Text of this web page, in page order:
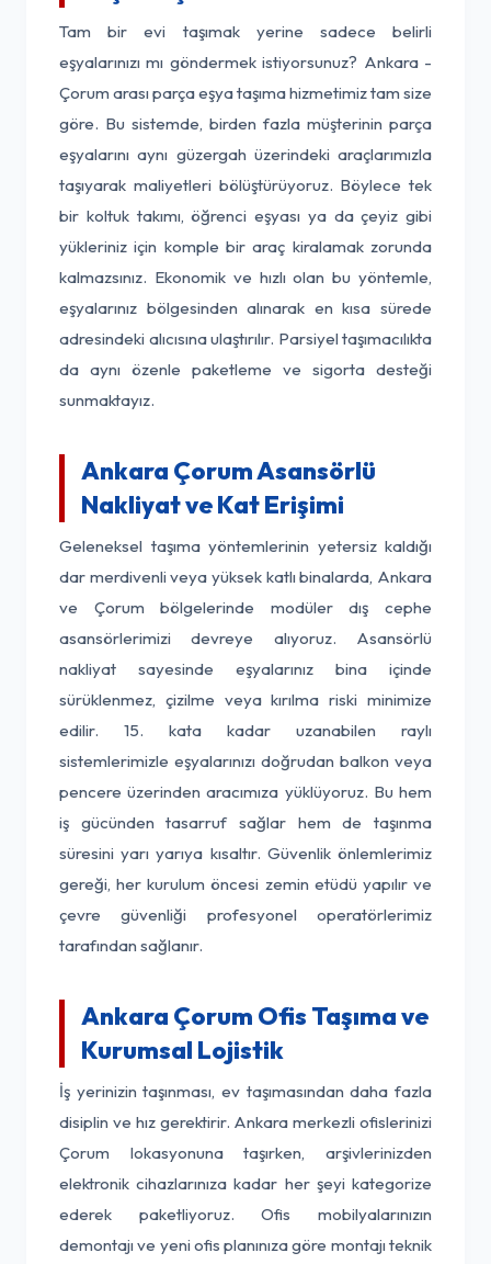
Tam bir evi taşımak yerine sadece belirli
eşyalarınızı mı göndermek istiyorsunuz? Ankara -
Çorum arası parça eşya taşıma hizmetimiz tam size
göre. Bu sistemde, birden fazla müşterinin parça
eşyalarını aynı güzergah üzerindeki araçlarımızla
taşıyarak maliyetleri bölüştürüyoruz. Böylece tek
bir koltuk takımı, öğrenci eşyası ya da çeyiz gibi
yükleriniz için komple bir araç kiralamak zorunda
kalmazsınız. Ekonomik ve hızlı olan bu yöntemle,
eşyalarınız bölgesinden alınarak en kısa sürede
adresindeki alıcısına ulaştırılır. Parsiyel taşımacılıkta
da aynı özenle paketleme ve sigorta desteği
sunmaktayız.
Ankara Çorum Asansörlü
Nakliyat ve Kat Erişimi
Geleneksel taşıma yöntemlerinin yetersiz kaldığı
dar merdivenli veya yüksek katlı binalarda, Ankara
ve Çorum bölgelerinde modüler dış cephe
asansörlerimizi devreye alıyoruz. Asansörlü
nakliyat sayesinde eşyalarınız bina içinde
sürüklenmez, çizilme veya kırılma riski minimize
edilir. 15. kata kadar uzanabilen raylı
sistemlerimizle eşyalarınızı doğrudan balkon veya
pencere üzerinden aracımıza yüklüyoruz. Bu hem
iş gücünden tasarruf sağlar hem de taşınma
süresini yarı yarıya kısaltır. Güvenlik önlemlerimiz
gereği, her kurulum öncesi zemin etüdü yapılır ve
çevre güvenliği profesyonel operatörlerimiz
tarafından sağlanır.
Ankara Çorum Ofis Taşıma ve
Kurumsal Lojistik
İş yerinizin taşınması, ev taşımasından daha fazla
disiplin ve hız gerektirir. Ankara merkezli ofislerinizi
Çorum lokasyonuna taşırken, arşivlerinizden
elektronik cihazlarınıza kadar her şeyi kategorize
ederek paketliyoruz. Ofis mobilyalarınızın
demontajı ve yeni ofis planınıza göre montajı teknik